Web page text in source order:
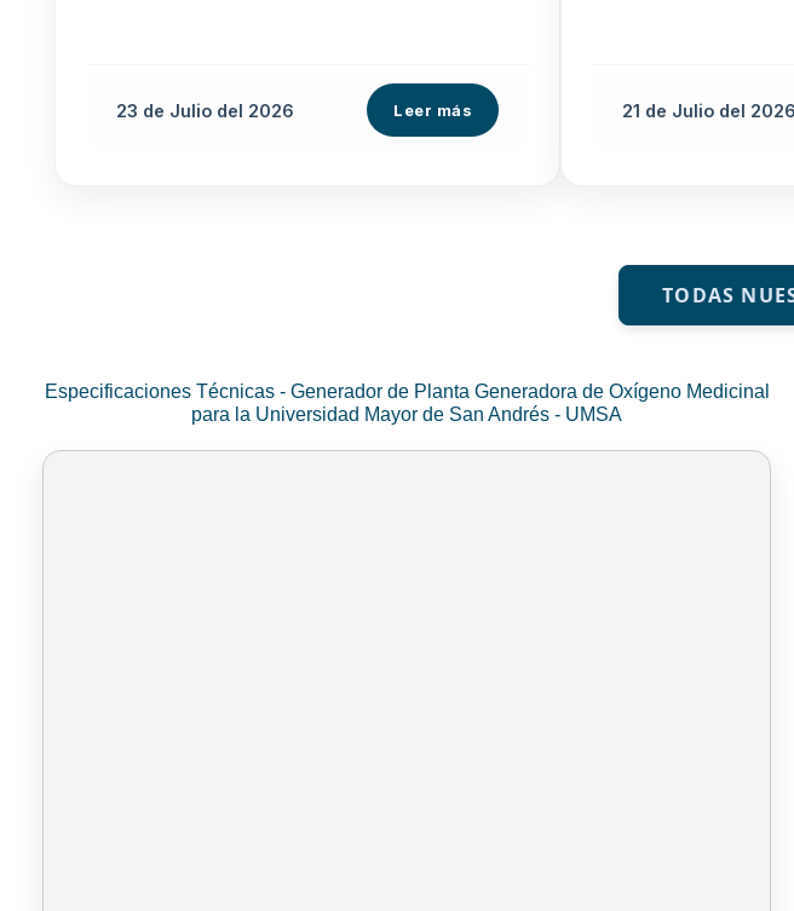
23 de Julio del 2026 Leer más 21 de Julio del 2026
TODAS
Especificaciones Técnicas - Generador de Planta Generadora de Oxígeno Medicinal
para la Universidad Mayor de San Andrés - UMSA